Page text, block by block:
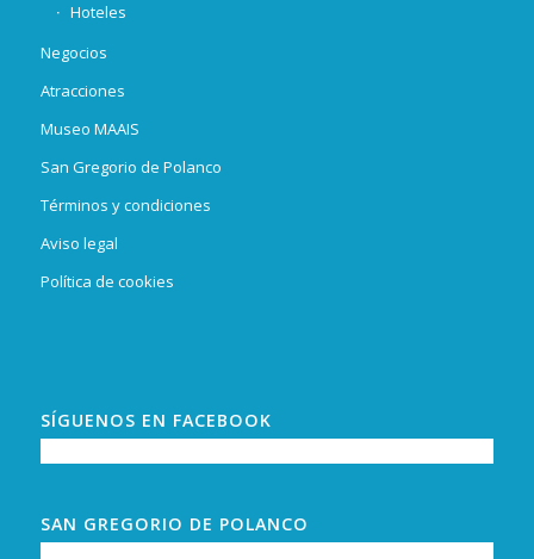
Hoteles
Negocios
Atracciones
Museo MAAIS
San Gregorio de Polanco
Términos y condiciones
Aviso legal
Política de cookies
SÍGUENOS EN FACEBOOK
SAN GREGORIO DE POLANCO